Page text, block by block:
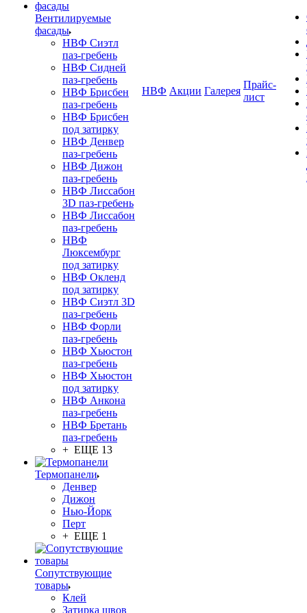
Вентилируемые
фасады
НВФ Сиэтл
паз-гребень
НВФ Сидней
паз-гребень
НВФ Брисбен
паз-гребень
НВФ Брисбен
под затирку
НВФ Денвер
паз-гребень
НВФ Дижон
паз-гребень
НВФ Лиссабон
3D паз-гребень
НВФ Лиссабон
паз-гребень
НВФ
Люксембург
под затирку
НВФ Окленд
под затирку
НВФ Сиэтл 3D
паз-гребень
НВФ Форли
паз-гребень
НВФ Хьюстон
паз-гребень
НВФ Хьюстон
под затирку
НВФ Анкона
паз-гребень
НВФ Бретань
паз-гребень
+ ЕЩЕ 13
Термопанели
Денвер
Дижон
Нью-Йорк
Перт
+ ЕЩЕ 1
Сопутствующие
товары
Клей
Затирка швов
НВФ Акции Галерея
Прайс-
лист